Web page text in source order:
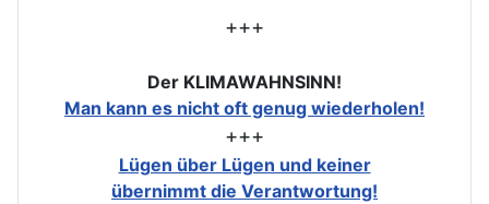
+++
Der KLIMAWAHNSINN!
Man kann es nicht oft genug wiederholen!
+++
Lügen über Lügen und keiner
übernimmt die Verantwortung!